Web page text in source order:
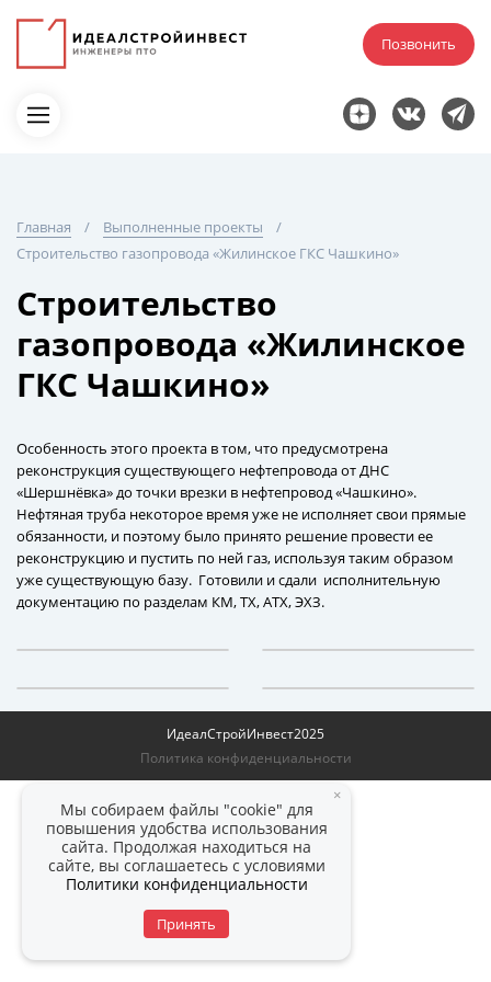
Позвонить
Главная
Выполненные проекты
Строительство газопровода «Жилинское ГКС Чашкино»
Строительство
газопровода «Жилинское
ГКС Чашкино»
Особенность этого проекта в том, что предусмотрена
реконструкция существующего нефтепровода от ДНС
«Шершнёвка» до точки врезки в нефтепровод «Чашкино».
Нефтяная труба некоторое время уже не исполняет свои прямые
обязанности, и поэтому было принято решение провести ее
реконструкцию и пустить по ней газ, используя таким образом
уже существующую базу. Готовили и сдали исполнительную
документацию по разделам КМ, ТХ, АТХ, ЭХЗ.
ИдеалСтройИнвест2025
Политика конфиденциальности
×
Мы собираем файлы "cookie" для
повышения удобства использования
сайта. Продолжая находиться на
сайте, вы соглашаетесь с условиями
Политики конфиденциальности
Принять